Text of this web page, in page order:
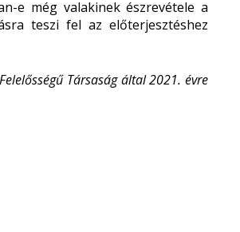
e még valakinek észrevétele a
teszi fel az előterjesztéshez
Társaság által 2021. évre